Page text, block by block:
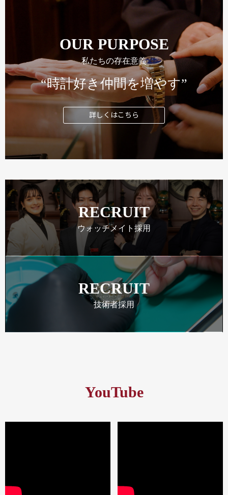
OUR PURPOSE
私たちの存在意義
“時計好き仲間を増やす”
詳しくはこちら
RECRUIT
ウォッチメイト採用
RECRUIT
技術者採用
YouTube